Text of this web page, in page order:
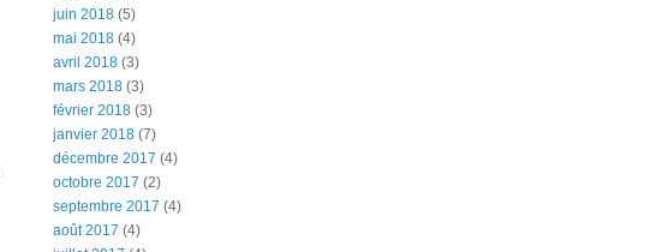
juin 2018 (5)
mai 2018 (4)
avril 2018 (3)
mars 2018 (3)
février 2018 (3)
janvier 2018 (7)
décembre 2017 (4)
octobre 2017 (2)
septembre 2017 (4)
août 2017 (4)